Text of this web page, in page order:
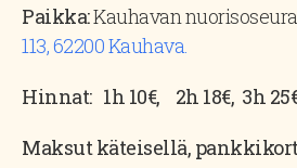
Paikka:Kauhavan
113, 62200 Kauhava.
Hinnat: 1h 10€, 2h 18€, 3h
Maksut käteisellä,